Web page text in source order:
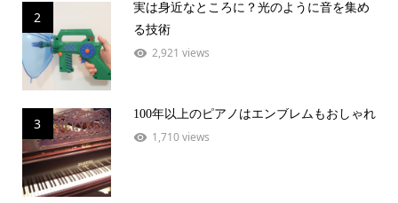
2
実は身近なところに？光のように音を集め
る技術
2,921 views
3
100年以上のピアノはエンブレムもおしゃれ
1,710 views